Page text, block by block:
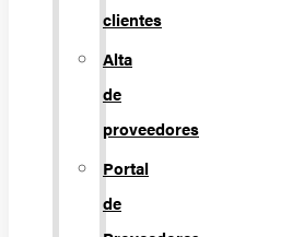
clientes
Alta
de
proveedores
Portal
de